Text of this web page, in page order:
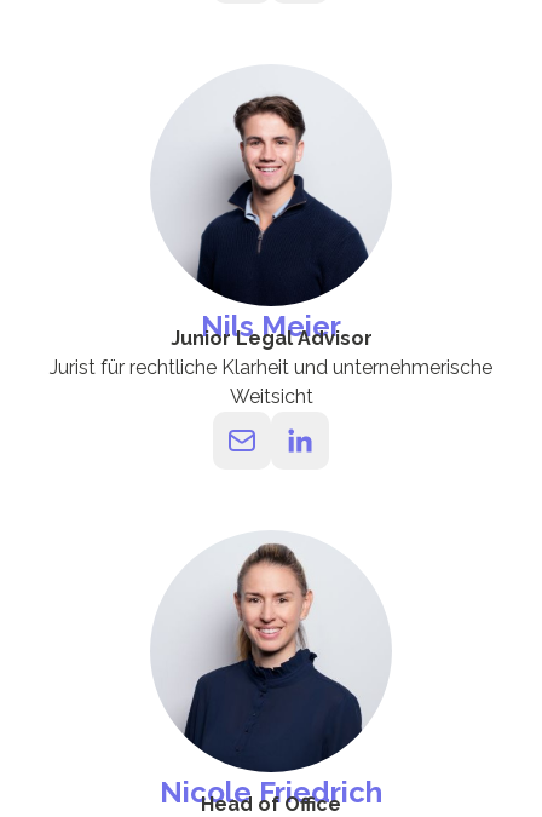
Nils Meier
Junior Legal Advisor
Jurist für rechtliche Klarheit und unternehmerische
Weitsicht
Nicole Friedrich
Head of Office